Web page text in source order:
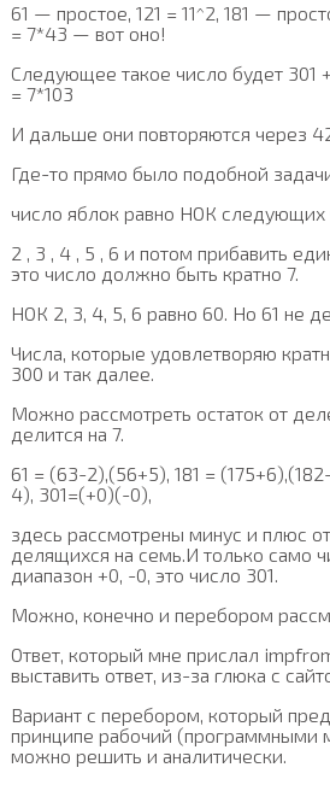
61 — простое, 121 = 11^2, 181 —
= 7*43 — вот оно!
Следующее такое число будет 301
= 7*103
И дальше они повторяются через
Где-то прямо было подобной
число яблок равно НОК следующих
2 , 3 , 4 , 5 , 6 и потом прибавить
это число должно быть кратно 7.
НОК 2, 3, 4, 5, 6 равно 60. Но 61 не
Числа, которые удовлетворяю
300 и так далее.
Можно рассмотреть остаток от
делится на 7.
61 = (63-2),(56+5), 181 =
4), 301=(+0)(-0),
здесь рассмотрены минус и плюс
делящихся на семь.И только само
диапазон +0, -0, это число 301.
Можно, конечно и перебором
Ответ, который мне прислал
выставить ответ, из-за глюка с
Вариант с перебором, который
принципе рабочий (программными
можно решить и аналитически.